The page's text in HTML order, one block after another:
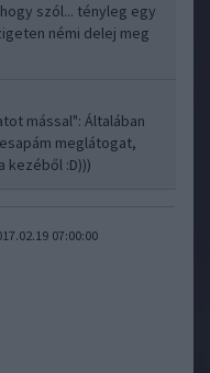
szól... tényleg egy
némi delej meg
mással": Általában
meglátogat,
kezéből :D)))
07:00:00